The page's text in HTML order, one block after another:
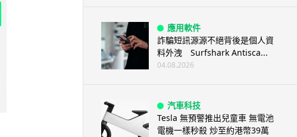
應用軟件
詐騙短訊源源不絕背後是個人資
料外洩 Surfshark Antisca...
04.08.2026
汽車科技
Tesla 無預警推出兒童車 無電池
電機一樣秒殺 炒至約港幣39萬